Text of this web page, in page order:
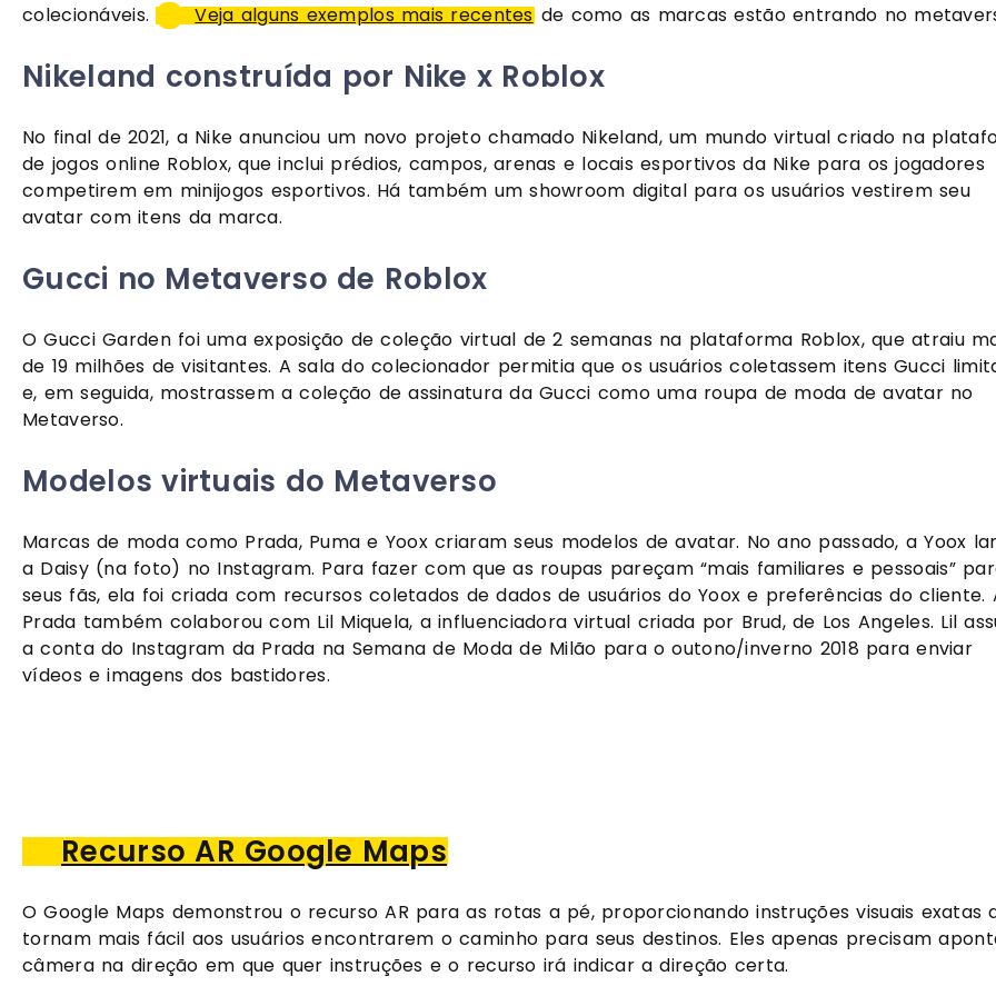
colecionáveis.
Veja alguns exemplos mais recentes de como as marcas estão entrando no
Nikeland construída por Nike x Roblox
No final de 2021, a Nike anunciou um novo projeto chamado Nikeland, um mundo virtual criado na
de jogos online Roblox, que inclui prédios, campos, arenas e locais esportivos da Nike para os jogadores
competirem em minijogos esportivos. Há também um showroom digital para os usuários vestirem seu
avatar com itens da marca.
Gucci no Metaverso de Roblox
O Gucci Garden foi uma exposição de coleção virtual de 2 semanas na plataforma Roblox, que atraiu
de 19 milhões de visitantes. A sala do colecionador permitia que os usuários coletassem itens Gucci
e, em seguida, mostrassem a coleção de assinatura da Gucci como uma roupa de moda de avatar no
Metaverso.
Modelos virtuais do Metaverso
Marcas de moda como Prada, Puma e Yoox criaram seus modelos de avatar. No ano passado, a Yoox
a Daisy (na foto) no Instagram. Para fazer com que as roupas pareçam “mais familiares e pessoais”
seus fãs, ela foi criada com recursos coletados de dados de usuários do Yoox e preferências do cliente.
Prada também colaborou com Lil Miquela, a influenciadora virtual criada por Brud, de Los Angeles. Lil
a conta do Instagram da Prada na Semana de Moda de Milão para o outono/inverno 2018 para enviar
vídeos e imagens dos bastidores.
Recurso AR Google Maps
O Google Maps demonstrou o recurso AR para as rotas a pé, proporcionando instruções visuais exatas
tornam mais fácil aos usuários encontrarem o caminho para seus destinos. Eles apenas precisam
câmera na direção em que quer instruções e o recurso irá indicar a direção certa.